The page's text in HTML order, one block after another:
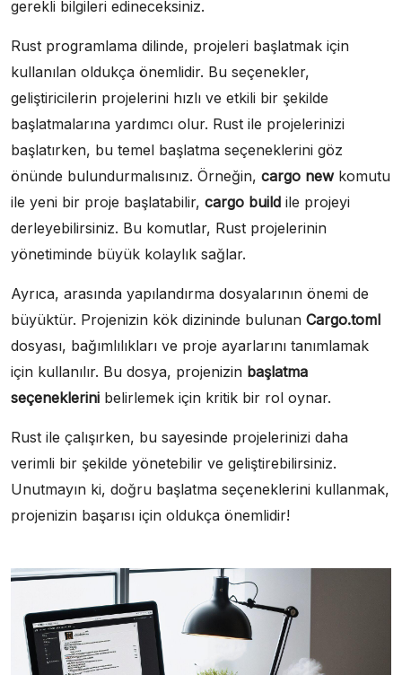
gerekli bilgileri edineceksiniz.
Rust programlama dilinde, projeleri başlatmak için
kullanılan oldukça önemlidir. Bu seçenekler,
geliştiricilerin projelerini hızlı ve etkili bir şekilde
başlatmalarına yardımcı olur. Rust ile projelerinizi
başlatırken, bu temel başlatma seçeneklerini göz
önünde bulundurmalısınız. Örneğin, cargo newkomutu
ile yeni bir proje başlatabilir, cargo build ile projeyi
derleyebilirsiniz. Bu komutlar, Rust projelerinin
yönetiminde büyük kolaylık sağlar.
Ayrıca, arasında yapılandırma dosyalarının önemi de
büyüktür. Projenizin kök dizininde bulunan Cargo.toml
dosyası, bağımlılıkları ve proje ayarlarını tanımlamak
için kullanılır. Bu dosya, projenizin başlatma
seçeneklerini belirlemek için kritik bir rol oynar.
Rust ile çalışırken, bu sayesinde projelerinizi daha
verimli bir şekilde yönetebilir ve geliştirebilirsiniz.
Unutmayın ki, doğru başlatma seçeneklerini kullanmak,
projenizin başarısı için oldukça önemlidir!